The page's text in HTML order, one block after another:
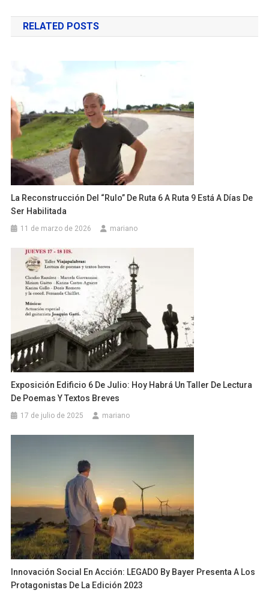
de
entradas
RELATED POSTS
La Reconstrucción Del “rulo” De Ruta 6 A Ruta 9 Está A Días De
Ser Habilitada
11 de marzo de 2026 mariano
Exposición Edificio 6 De Julio: Hoy Habrá Un Taller De Lectura
De Poemas Y Textos Breves
17 de julio de 2025 mariano
Innovación Social En Acción: LEGADO By Bayer Presenta A Los
Protagonistas De La Edición 2023